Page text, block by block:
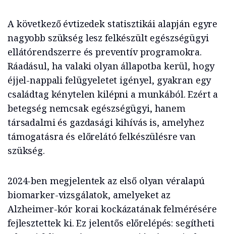
A következő évtizedek statisztikái alapján egyre
nagyobb szükség lesz felkészült egészségügyi
ellátórendszerre és preventív programokra.
Ráadásul, ha valaki olyan állapotba kerül, hogy
éjjel-nappali felügyeletet igényel, gyakran egy
családtag kénytelen kilépni a munkából. Ezért a
betegség nemcsak egészségügyi, hanem
társadalmi és gazdasági kihívás is, amelyhez
támogatásra és előrelátó felkészülésre van
szükség.
2024-ben megjelentek az első olyan véralapú
biomarker-vizsgálatok, amelyeket az
Alzheimer-kór korai kockázatának felmérésére
fejlesztettek ki. Ez jelentős előrelépés: segítheti